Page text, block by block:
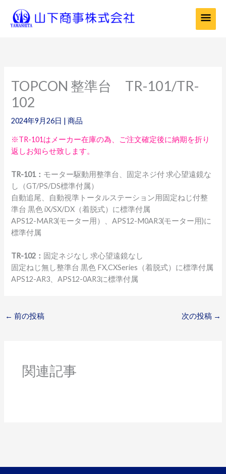
メ
TOPCON 整準台 TR-101/TR-
102
2024年9月26日 |商品
※TR-101はメーカー在庫の為、ご注文確定後に納期を折り
返しお知らせ致します。
TR-101： モーター駆動用整準台、固定ネジ付 求心望遠鏡な
し（GT/PS/DS標準付属）
自動追尾、自動視準トータルステーション用固定ねじ付整
準台 黒色 iX/SX/DX（着脱式）に標準付属
APS12-MAR3(モーター用）、APS12-M0AR3(モーター用)に
標準付属
TR-102： 固定ネジなし 求心望遠鏡なし
固定ねじ無し整準台 黒色 FX,CXSeries（着脱式）に標準付属
APS12-AR3、APS12-0AR3に標準付属
← 前の投稿 次の投稿 →
関連記事